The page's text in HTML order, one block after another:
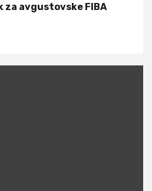
za avgustovske FIBA